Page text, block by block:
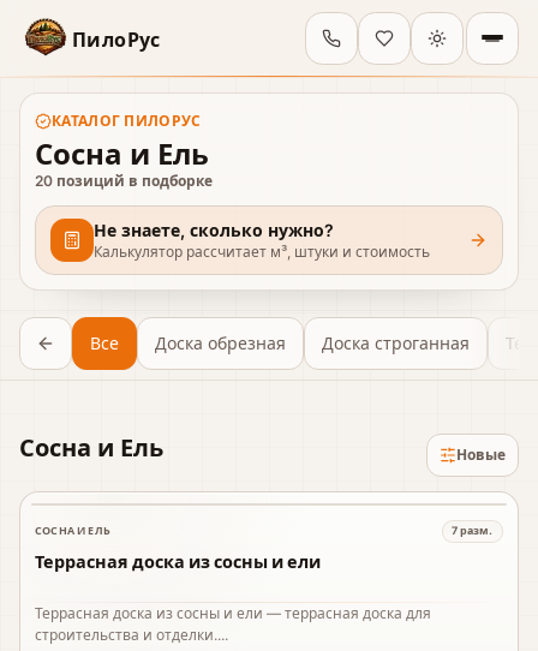
ПилоРус
КАТАЛОГ ПИЛОРУС
Сосна и Ель
20 позиций в подборке
Не знаете, сколько нужно?
Калькулятор рассчитает м³, штуки и стоимость
Все Доска обрезная Доска строганная
Сосна и Ель Новые
В наличии
СОСНА И ЕЛЬ 7разм.
Террасная доска из сосны и ели
Террасная доска из сосны и ели — террасная доска для
строительства и отделки....